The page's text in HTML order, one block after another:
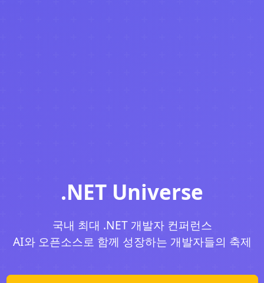
.NET Universe
국내 최대 .NET 개발자 컨퍼런스
AI와 오픈소스로 함께 성장하는 개발자들의 축제